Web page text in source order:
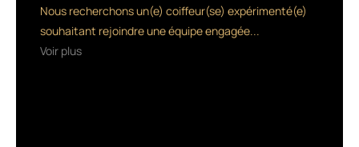
savoir,
avec
Nous recherchons un(e) coiffeur(se) expérimenté(e)
souhaitant rejoindre une équipe engagée...
Voir plus